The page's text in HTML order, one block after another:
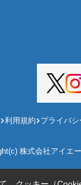
利用規約 プライバ
株式会社アイエ